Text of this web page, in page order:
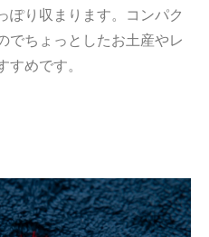
ぽり収まります。コンパク
でちょっとしたお土産やレ
すめです。